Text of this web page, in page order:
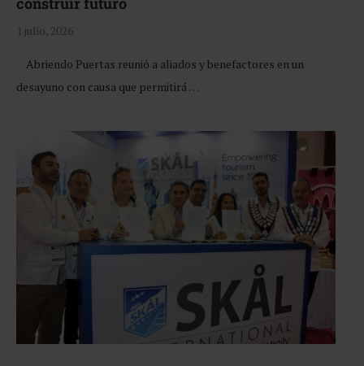
1 julio, 2026
Abriendo Puertas reunió a aliados y benefactores en un
desayuno con causa que permitirá …